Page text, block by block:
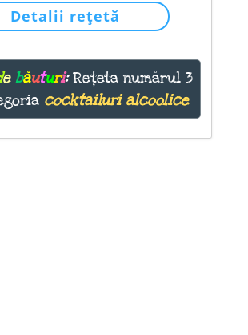
Detalii rețetă
e băuturi:Rețeta numărul 3
cocktailuri alcoolice